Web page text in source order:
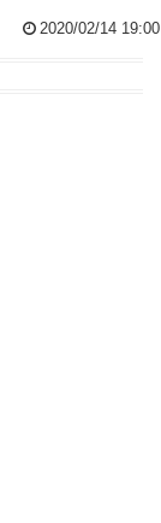
2020/02/14 19:00